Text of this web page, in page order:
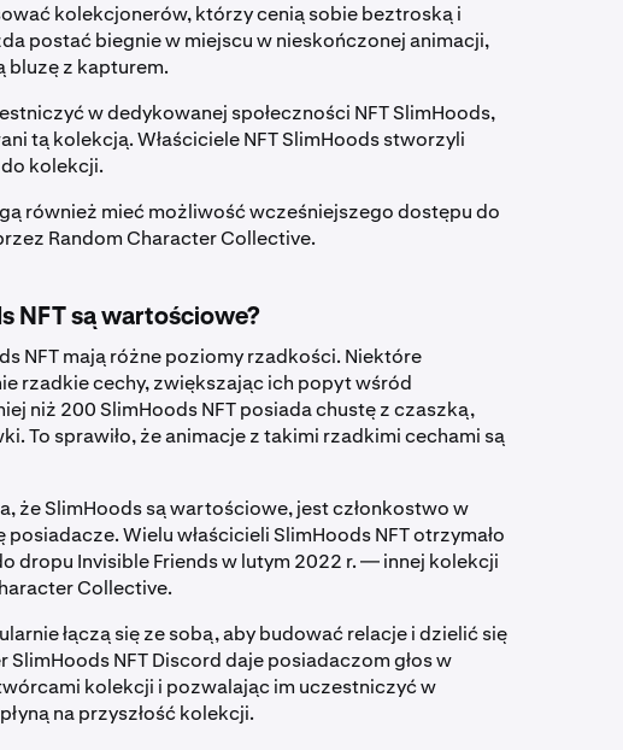
kolekcjonerów, którzy cenią sobie beztroską i
postać biegnie w miejscu w nieskończonej animacji,
bluzę z kapturem.
w dedykowanej społeczności NFT SlimHoods,
tą kolekcją. Właściciele NFT SlimHoods stworzyli
kolekcji.
również mieć możliwość wcześniejszego dostępu do
Random Character Collective.
NFT są wartościowe?
NFT mają różne poziomy rzadkości. Niektóre
rzadkie cechy, zwiększając ich popyt wśród
niż 200 SlimHoods NFT posiada chustę z czaszką,
To sprawiło, że animacje z takimi rzadkimi cechami są
że SlimHoods są wartościowe, jest członkostwo w
Wielu właścicieli SlimHoods NFT otrzymało
dropu Invisible Friends w lutym 2022 r. — innej kolekcji
Collective.
łączą się ze sobą, aby budować relacje i dzielić się
NFT Discord daje posiadaczom głos w
kolekcji i pozwalając im uczestniczyć w
na przyszłość kolekcji.